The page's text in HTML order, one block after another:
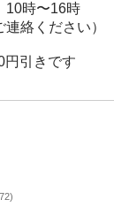
10時〜16時
連絡ください）
円引きです
)